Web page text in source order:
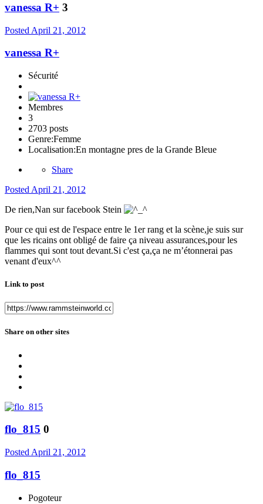
vanessa R+ 3
Posted April 21, 2012
vanessa R+
Sécurité
Membres
3
2703 posts
Genre:Femme
Localisation:En montagne pres de la Grande Bleue
Share
Posted April 21, 2012
De rien,Nan sur facebook Stein
Pour ce qui est de l'espace entre le 1er rang et la scène,je suis sur
que les ricains ont obligé de faire ça niveau assurances,pour les
flammes qui sont tout devant.Si c'est ça,ça ne m’étonnerai pas
venant d'eux^^
Link to post
Share on other sites
flo_815 0
Posted April 21, 2012
flo_815
Pogoteur